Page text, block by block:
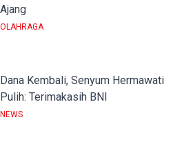
Ajang
OLAHRAGA
Dana Kembali, Senyum Hermawati
Pulih: Terimakasih BNI
NEWS